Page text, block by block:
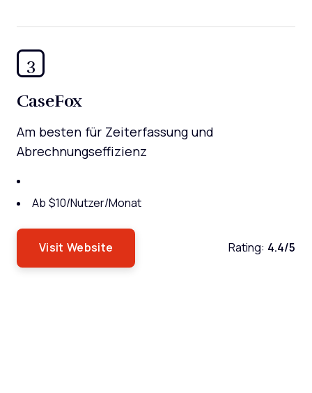
3
CaseFox
Am besten für Zeiterfassung und
Abrechnungseffizienz
Ab $10/Nutzer/Monat
Visit Website Rating: 4.4/5